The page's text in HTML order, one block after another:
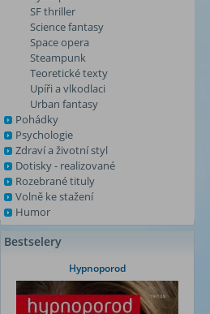
SF thriller
Science fantasy
Space opera
Steampunk
Teoretické texty
Upíři a vlkodlaci
Urban fantasy
Pohádky
Psychologie
Zdraví a životní styl
Dotisky - realizované
Rozebrané tituly
Volně ke stažení
Humor
Bestselery
Hypnoporod